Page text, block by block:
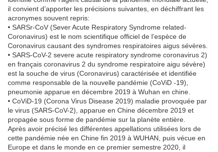
il convient d’apporter les précisions suivantes, en déchiffrant les
acronymes souvent repris:
• SARSr-CoV (Sever Acute Respiratory Syndrome related-
Coronavirus) est le nom scientifique officiel de l’espèce de
Coronavirus causant des syndromes respiratoires aigus sévères.
• SARS-CoV-2 severe acute respiratory syndrome coronavirus 2)
en français coronavirus 2 du syndrome respiratoire aigu sévère)
est la souche de virus (Coronavirus) caractérisée et identifiée
comme responsable de la nouvelle pandémie (CoViD -19),
pneumonie apparue en décembre 2019 à Wuhan en chine.
• CoViD-19 (Corona Virus Disease 2019) maladie provoquée par
le virus (SARS-CoV-2), apparue en Chine décembre 2019 et
propagée sous forme de pandémie sur la planète entière.
Après avoir précisé les différentes appellations utilisées lors de
cette pandémie née en Chine fin 2019 à WUHAN, puis vécue en
Europe et dans le monde en ce premier semestre 2020, il